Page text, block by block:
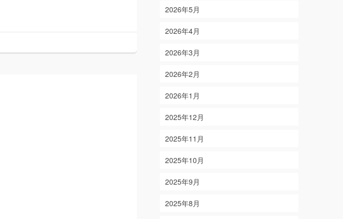
2026年5月
2026年4月
2026年3月
2026年2月
2026年1月
2025年12月
2025年11月
2025年10月
2025年9月
2025年8月